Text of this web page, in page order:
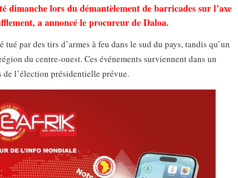
lors du démantèlement de barricades sur l’axe
a annoncé le procureur de Daloa.
par des tirs d’armes à feu dans le sud du pays, tandis qu’un
du centre-ouest. Ces événements surviennent dans un
l’élection présidentielle prévue.